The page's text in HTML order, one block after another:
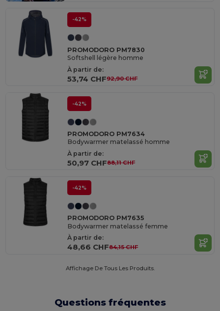
-42%
PROMODORO PM7830
Softshell légère homme
À partir de:
53,74 CHF92,90 CHF
-42%
PROMODORO PM7634
Bodywarmer matelassé homme
À partir de:
50,97 CHF88,11 CHF
-42%
PROMODORO PM7635
Bodywarmer matelassé femme
À partir de:
48,66 CHF84,15 CHF
Affichage De Tous Les Produits.
Questions fréquentes